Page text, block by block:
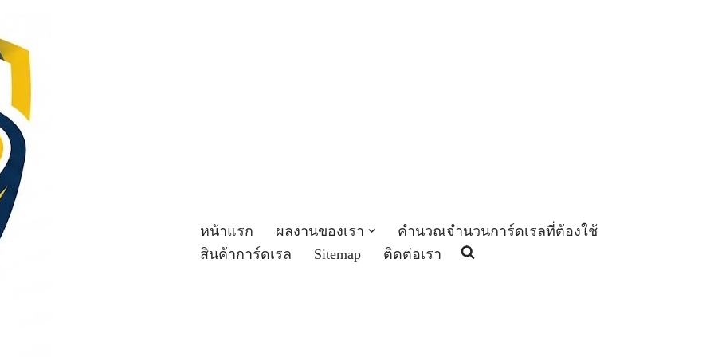
หน้าแรก ผลงานของเรา
คำนวณจำนวนการ์ดเรลที่ต้องใช้
สินค้าการ์ดเรล
Sitemap ติดต่อเรา